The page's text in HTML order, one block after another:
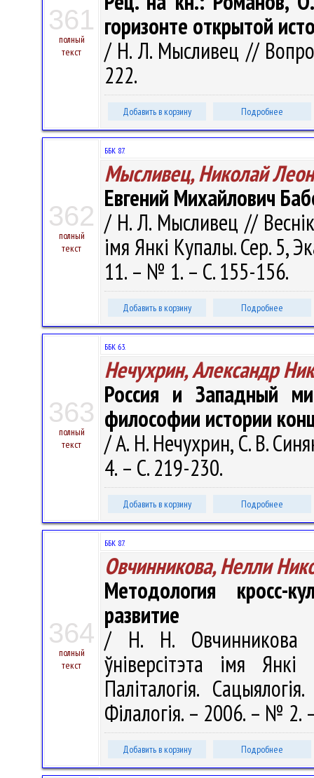
361
полный
текст
горизонте открытой
/ Н. Л. Мысливец //
222.
Добавить в корзину Подробнее
362
полный
текст
ББК 87.
Мысливец, Николай
Евгений Михайлович
/ Н. Л. Мысливец // Веснік
імя Янкі Купалы. Сер. 5,
11. – № 1. – С. 155-156.
Добавить в корзину Подробнее
363
полный
текст
ББК 63.
Нечухрин, Александр
Россия и Западный
философии истории
/ А. Н. Нечухрин, С. В.
4. – С. 219-230.
Добавить в корзину Подробнее
364
полный
текст
ББК 87.
Овчинникова, Нелли
Методология кросс-
развитие
/ Н. Н. Овчинникова //
ўніверсітэта імя
Паліталогія.
Філалогія. – 2006. – № 2.
Добавить в корзину Подробнее